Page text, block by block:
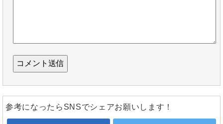
参考になったらSNSでシェアお願いします！